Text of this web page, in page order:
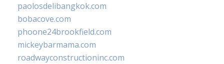
paolosdelibangkok.com
bobacove.com
phoone24brookfield.com
mickeybarmama.com
roadwayconstructioninc.com